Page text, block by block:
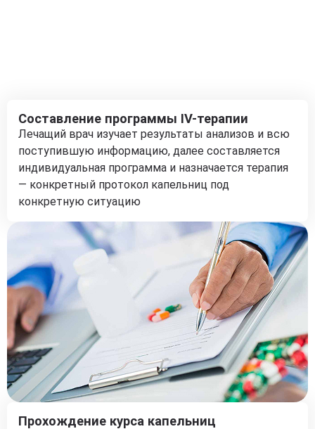
Составление программы IV-терапии
Лечащий врач изучает результаты анализов и всю
поступившую информацию, далее составляется
индивидуальная программа и назначается терапия
— конкретный протокол капельниц под
конкретную ситуацию
Прохождение курса капельниц